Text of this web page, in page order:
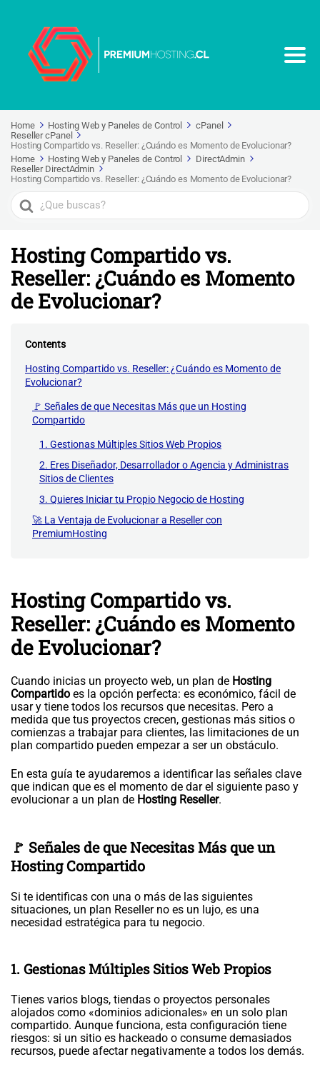
Home Hosting Web y Paneles de Control
cPanel
Reseller cPanel
Hosting Compartido vs. Reseller: ¿Cuándo es Momento de Evolucionar?
Home
Hosting Web y Paneles de Control
DirectAdmin
Reseller DirectAdmin
Hosting Compartido vs. Reseller: ¿Cuándo es Momento de Evolucionar?
Search
For
Hosting Compartido vs.
Reseller: ¿Cuándo es Momento
de Evolucionar?
Contents
Hosting Compartido vs. Reseller: ¿Cuándo es Momento de
Evolucionar?
🚩 Señales de que Necesitas Más que un Hosting
Compartido
1. Gestionas Múltiples Sitios Web Propios
2. Eres Diseñador, Desarrollador o Agencia y Administras
Sitios de Clientes
3. Quieres Iniciar tu Propio Negocio de Hosting
🚀 La Ventaja de Evolucionar a Reseller con
PremiumHosting
Hosting Compartido vs.
Reseller: ¿Cuándo es Momento
de Evolucionar?
Cuando inicias un proyecto web, un plan de Hosting
Compartido es la opción perfecta: es económico, fácil de
usar y tiene todos los recursos que necesitas. Pero a
medida que tus proyectos crecen, gestionas más sitios o
comienzas a trabajar para clientes, las limitaciones de un
plan compartido pueden empezar a ser un obstáculo.
En esta guía te ayudaremos a identificar las señales clave
que indican que es el momento de dar el siguiente paso y
evolucionar a un plan de Hosting Reseller.
🚩 Señales de que Necesitas Más que un
Hosting Compartido
Si te identificas con una o más de las siguientes
situaciones, un plan Reseller no es un lujo, es una
necesidad estratégica para tu negocio.
1. Gestionas Múltiples Sitios Web Propios
Tienes varios blogs, tiendas o proyectos personales
alojados como «dominios adicionales» en un solo plan
compartido. Aunque funciona, esta configuración tiene
riesgos: si un sitio es hackeado o consume demasiados
recursos, puede afectar negativamente a todos los demás.